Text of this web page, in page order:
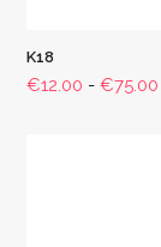
K18
€12.00 - €75.00